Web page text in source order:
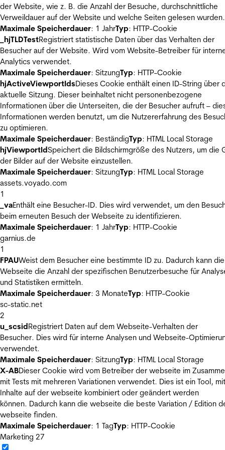
der Website, wie z. B. die Anzahl der Besuche, durchschnittliche
Verweildauer auf der Website und welche Seiten gelesen wurden.
Maximale Speicherdauer: 1 JahrTyp: HTTP-Cookie
_hjTLDTestRegistriert statistische Daten über das Verhalten der
Besucher auf der Website. Wird vom Website-Betreiber für
Analytics verwendet.
Maximale Speicherdauer: SitzungTyp: HTTP-Cookie
hjActiveViewportIdsDieses Cookie enthält einen ID-String über
aktuelle Sitzung. Dieser beinhaltet nicht personenbezogene
Informationen über die Unterseiten, die der Besucher aufruft –
Informationen werden benutzt, um die Nutzererfahrung des
zu optimieren.
Maximale Speicherdauer: BeständigTyp: HTML Local Storage
hjViewportIdSpeichert die Bildschirmgröße des Nutzers, um die
der Bilder auf der Website einzustellen.
Maximale Speicherdauer: SitzungTyp: HTML Local Storage
assets.voyado.com
1
_vaEnthält eine Besucher-ID. Dies wird verwendet, um den
beim erneuten Besuch der Webseite zu identifizieren.
Maximale Speicherdauer: 1 JahrTyp: HTTP-Cookie
garnius.de
1
FPAUWeist dem Besucher eine bestimmte ID zu. Dadurch kann die
Webseite die Anzahl der spezifischen Benutzerbesuche für
und Statistiken ermitteln.
Maximale Speicherdauer: 3 MonateTyp: HTTP-Cookie
sc-static.net
2
u_scsidRegistriert Daten auf dem Webseite-Verhalten der
Besucher. Dies wird für interne Analysen und Webseite-
verwendet.
Maximale Speicherdauer: SitzungTyp: HTML Local Storage
X-ABDieser Cookie wird vom Betreiber der webseite im
mit Tests mit mehreren Variationen verwendet. Dies ist ein Tool,
Inhalte auf der webseite kombiniert oder geändert werden
können. Dadurch kann die webseite die beste Variation / Edition
webseite finden.
Maximale Speicherdauer: 1 TagTyp: HTTP-Cookie
Marketing 27